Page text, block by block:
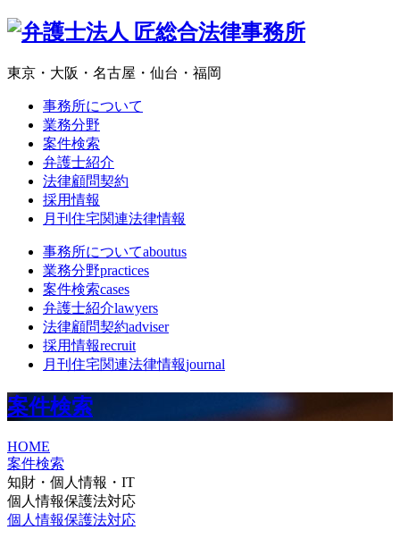
東京・大阪・名古屋・仙台・福岡
事務所について
業務分野
案件検索
弁護士紹介
法律顧問契約
採用情報
月刊住宅関連法律情報
事務所についてaboutus
業務分野practices
案件検索cases
弁護士紹介lawyers
法律顧問契約adviser
採用情報recruit
月刊住宅関連法律情報journal
案件検索
HOME
案件検索
知財・個人情報・IT
個人情報保護法対応
個人情報保護法対応